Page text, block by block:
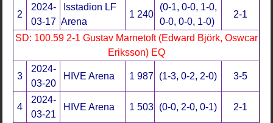
2
2024-
03-17
Isstadion LF
Arena
1 240
(0-1, 0-0, 1-0,
0-0, 0-0, 1-0)
2-1
SD: 100.59 2-1 Gustav Marnetoft (Edward Björk, Oswcar
Eriksson) EQ
3
2024-
03-20
HIVE Arena 1 987 (1-3, 0-2, 2-0) 3-5
4
2024-
03-21
HIVE Arena 1 503 (0-0, 2-0, 0-1) 2-1